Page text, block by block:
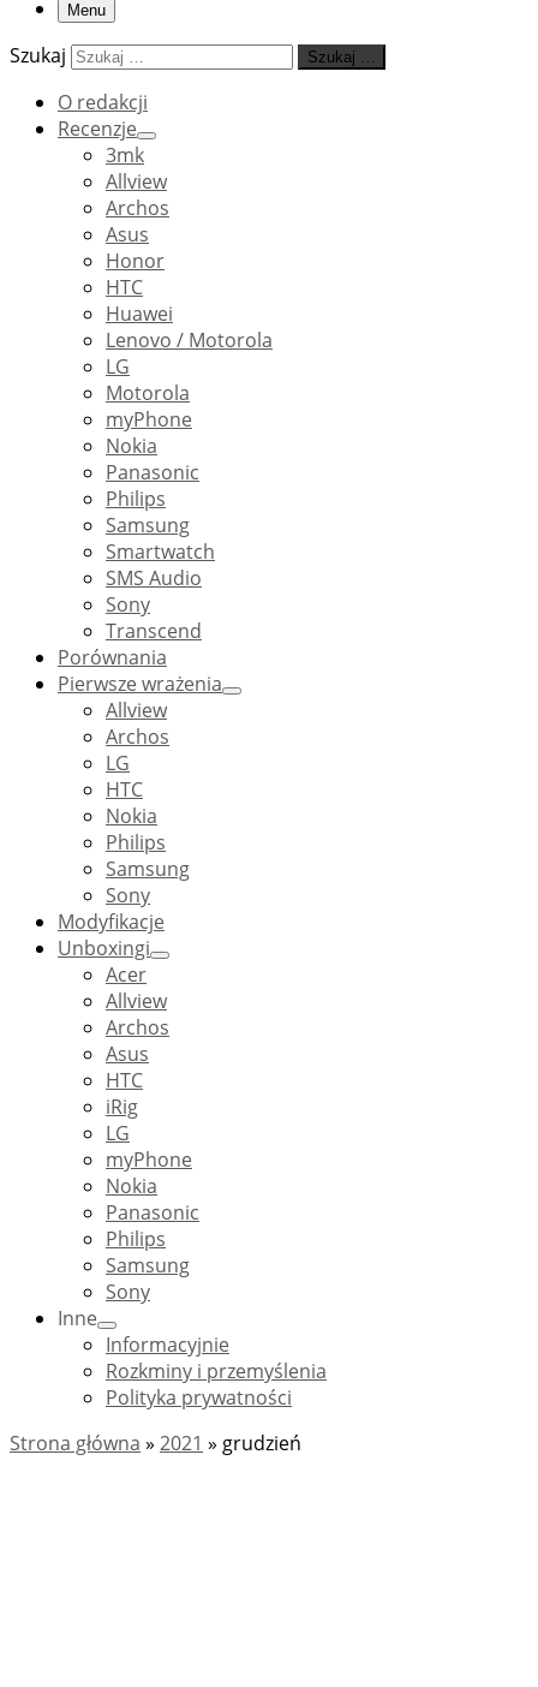
Menu
Szukaj Szukaj …
O redakcji
Recenzje
3mk
Allview
Archos
Asus
Honor
HTC
Huawei
Lenovo / Motorola
LG
Motorola
myPhone
Nokia
Panasonic
Philips
Samsung
Smartwatch
SMS Audio
Sony
Transcend
Porównania
Pierwsze wrażenia
Allview
Archos
LG
HTC
Nokia
Philips
Samsung
Sony
Modyfikacje
Unboxingi
Acer
Allview
Archos
Asus
HTC
iRig
LG
myPhone
Nokia
Panasonic
Philips
Samsung
Sony
Inne
Informacyjnie
Rozkminy i przemyślenia
Polityka prywatności
Strona główna » 2021 » grudzień